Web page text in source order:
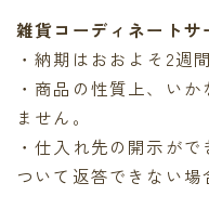
雑貨コーディネートサ
・納期はおおよそ2週
・商品の性質上、い
ません。
・仕入れ先の開示が
ついて返答できない場